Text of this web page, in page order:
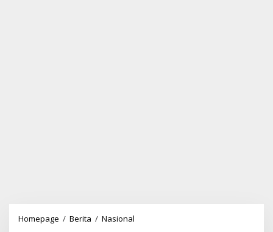
Homepage / Berita / Nasional